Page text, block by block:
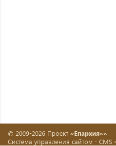
© 2009-2026 Проект «Епархия»»
Система управления сайтом - CMS